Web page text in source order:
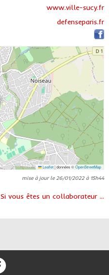
www.ville-sucy.fr
defenseparis.fr
Leaflet|données ©OpenStreetMap
mise à jour le 26/01/2022 à 15h44
Si vous êtes un collaborateur ...